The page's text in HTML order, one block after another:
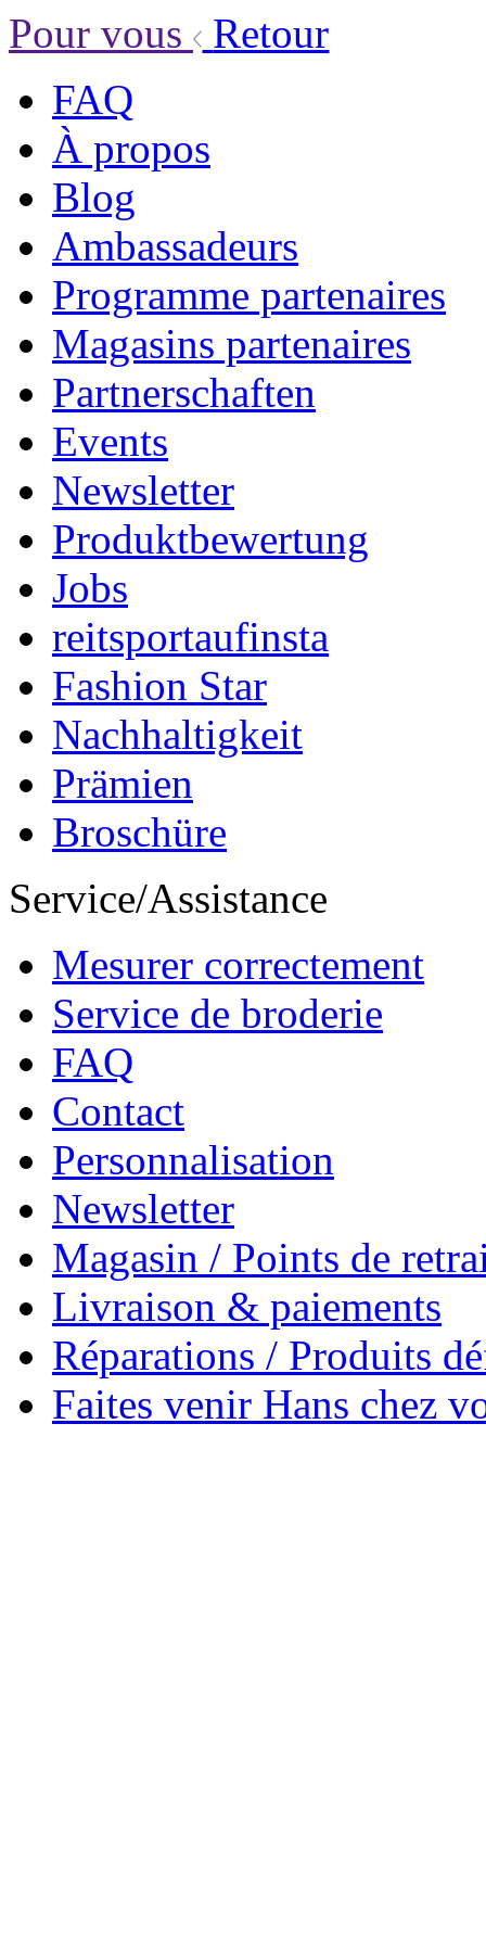
Pour vous
Retour
FAQ
À propos
Blog
Ambassadeurs
Programme partenaires
Magasins partenaires
Partnerschaften
Events
Newsletter
Produktbewertung
Jobs
reitsportaufinsta
Fashion Star
Nachhaltigkeit
Prämien
Broschüre
Service/Assistance
Mesurer correctement
Service de broderie
FAQ
Contact
Personnalisation
Newsletter
Magasin / Points de
Livraison & paiements
Réparations / Produits
Faites venir Hans chez